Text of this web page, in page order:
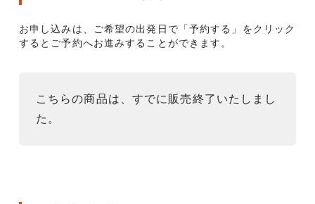
お申し込みは、ご希望の出発日で「予約する」をクリック
するとご予約へお進みすることができます。
こちらの商品は、すでに販売終了いたしまし
た。